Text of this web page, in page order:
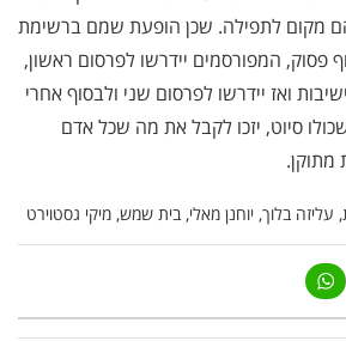
מקום לתפילה. שכן הופעת שמם ברשימת
פסוק, המפורסמים יידרשו לפרסום ראשון,
ואז יידרשו לפרסום שני ולבסוף אחרי
סיוט, יזכו לקבל את מה שכל אדם
מתוקן.
בלוך, יוחנן מאלי, בית שמש, מיקי גסטוירט